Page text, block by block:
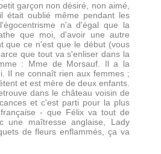
garçon non désiré, non aimé,
était oublié même pendant les
n'a d'égal que la
que moi, d'avoir une autre
que ce n'est que le début (vous
que tout va s'enliser dans la
: Mme de Morsauf. Il a la
Il ne connaît rien aux femmes ;
et est mère de deux enfants.
dans le château voisin de
et c'est parti pour la plus
- que Félix va tout de
une maîtresse anglaise, Lady
de fleurs enflammés, ça va